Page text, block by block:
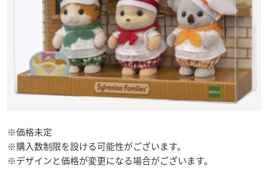
※価格未定
※購入数制限を設ける可能性がございます。
※デザインと価格が変更になる場合がございます。